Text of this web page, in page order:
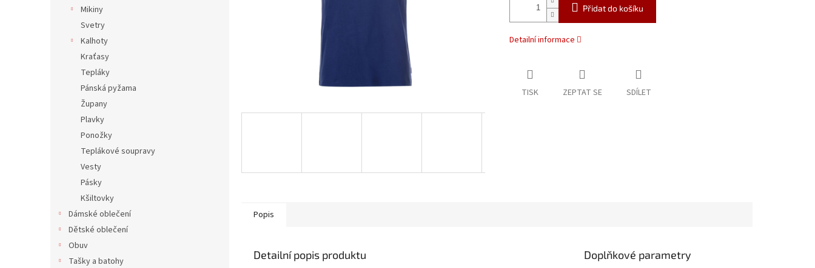
Mikiny
Svetry
Kalhoty
Kraťasy
Tepláky
Pánská pyžama
Župany
Plavky
Ponožky
Teplákové soupravy
Vesty
Pásky
Kšiltovky
Dámské oblečení
Dětské oblečení
Obuv
Tašky a batohy
Přidat do košíku
Detailní informace
TISK ZEPTAT SE SDÍLET
Popis
Detailní popis produktu Doplňkové parametry